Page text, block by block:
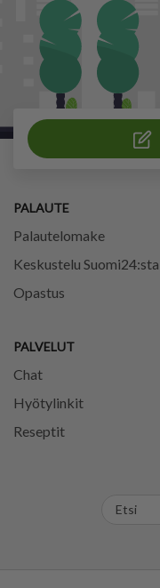
PALAUTE
Palautelomake
Keskustelu Suomi24:sta
Opastus
PALVELUT
Chat
Hyötylinkit
Reseptit